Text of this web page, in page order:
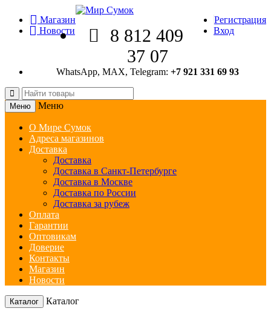
Магазин
Новости
Регистрация
Вход
8 812 409
37 07
WhatsApp, MAX, Telegram: +7 921 331 69 93
Меню Меню
О Мире Сумок
Адреса магазинов
Доставка
Доставка
Доставка в Санкт-Петербурге
Доставка в Москве
Доставка по России
Доставка за рубеж
Оплата
Гарантии
Оптовикам
Доверие
Контакты
Магазин
Новости
Каталог Каталог